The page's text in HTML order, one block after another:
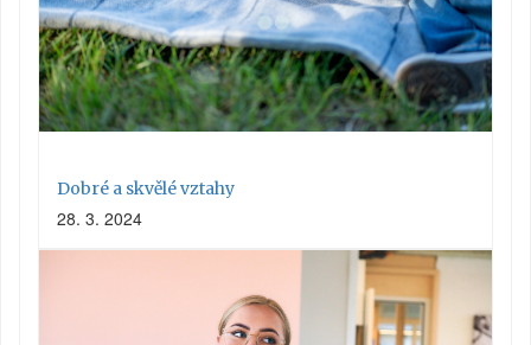
Dobré a skvělé vztahy
28. 3. 2024